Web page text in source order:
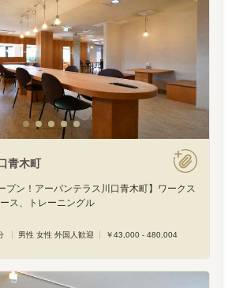
青木町
プン！アーバンテラス川口青木町】ワークス
ス、トレーニングル
男性 女性 外国人歓迎 ￥43,000 - 480,004